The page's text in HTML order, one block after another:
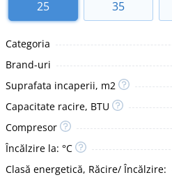
25 35
Categoria
Brand-uri
Suprafata incaperii, m2
Capacitate racire, BTU
Compresor
Încălzire la: °C
Clasă energetică, Răcire/ Încălzire: